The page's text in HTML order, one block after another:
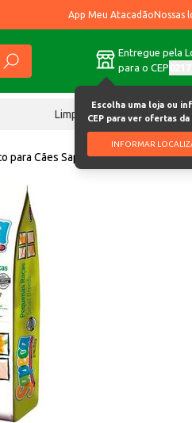
App Meu AtacadãoNossas
Entregue pela
para o CEP
Escolha uma loja ou
CEP para ver ofertas
INFORMAR
Limpeza
para Cães Sapeca Raças Pequenas